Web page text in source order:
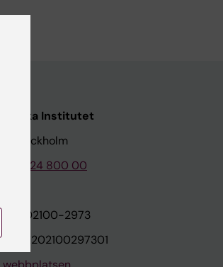
Institutet
77 Stockholm
08-524 800 00
202100-2973
SE202100297301